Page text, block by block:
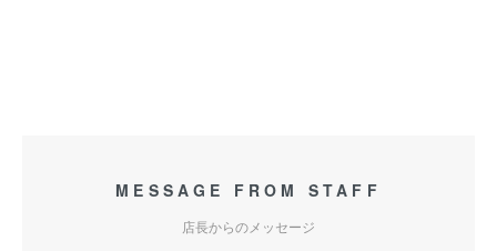
MESSAGE FROM STAFF
店長からのメッセージ